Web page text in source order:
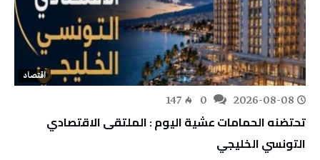
اقتصاد
2026-08-08
147
تحتضنه الحمامات عشية اليوم : الملتقى الاقتصادي
التونسي الخليجي